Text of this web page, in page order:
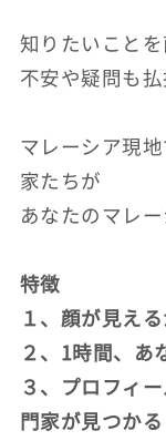
知りたいこと
不安や疑問も
マレーシア現
家たちが
あなたのマレ
特徴
１、顔が見え
２、1時間、あ
３、プロフィ
門家が見つかる